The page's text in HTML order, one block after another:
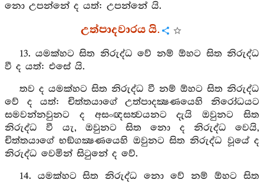
නො උපන්නේ ද යත්: උපන්නේ යි.
උත්පාදවාරය යි.
13. යමක්හට සිත නිරුද්ධ වේ නම් ඕහට සිත නිරුද්ධ
වී ද යත්: එසේ යි.
තව ද යමක්හට සිත නිරුද්ධ වී නම් ඕහට සිත නිරුද්ධ
වේ ද යත්: චිත්තයාගේ උත්පාදක්‍ෂණයෙහි නිරෝධයට
සමවන්නවුනට ද අසංඥසත්‍වයනට දැයි ඔවුනට සිත
නිරුද්ධ වී යැ, ඔවුනට සිත නො ද නිරුද්ධ වෙයි,
චිත්තයාගේ භඞ්ගක්‍ෂණයෙහි ඔවුනට සිත නිරුද්ධ වූයේ ද
නිරුද්ධ වෙමින් සිටුනේ ද වේ.
14. යමක්හට සිත නිරුද්ධ නො වේ නම් ඕහට සිත